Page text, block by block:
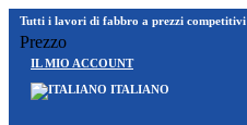
Tutti i lavori di fabbro a prezzi competitivi
Prezzo
IL MIO ACCOUNT
ITALIANO